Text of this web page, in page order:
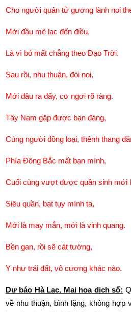
Cho người quân tử gương lành noi
Mới đầu mê lạc đến điều,
Là vì bỏ mất chẳng theo Đạo Trời.
Sau rồi, nhu thuận, đòi noi,
Mới đâu ra đấy, cơ ngơi rõ ràng.
Tây Nam gặp được bạn đàng,
Cùng người đồng loại, thênh thang
Phía Đông Bắc mất bạn mình,
Cuối cùng vượt được quần sinh mới
Siêu quần, bạt tụy mình ta,
Mới là may mắn, mới là vinh quang.
Bền gan, rồi sẽ cát tường,
Y như trái đất, vô cương khác nào.
Dự báo Hà Lạc, Mai hoa dịch số:
về nhu thuận, bình lặng, không hợp